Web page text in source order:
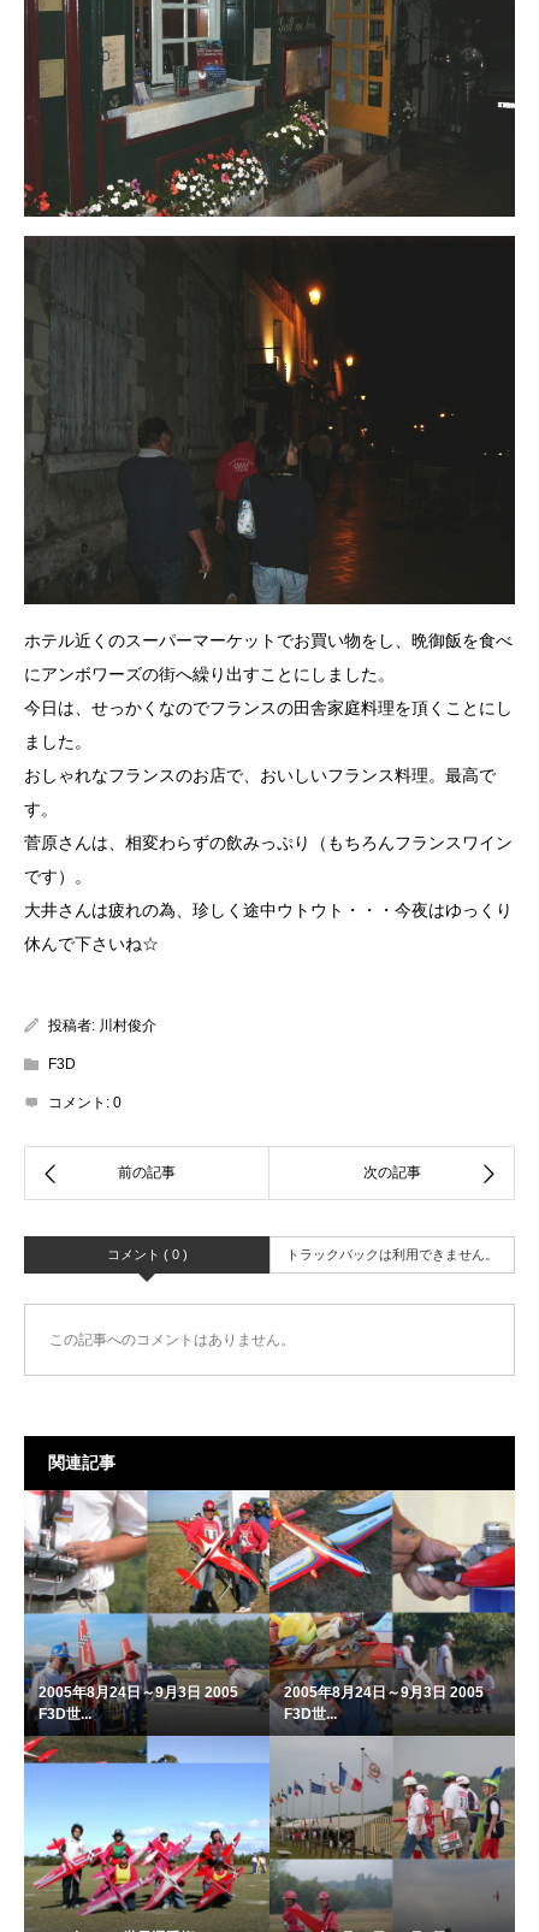
ホテル近くのスーパーマーケットでお買い物をし、晩御飯を食べ
にアンボワーズの街へ繰り出すことにしました。
今日は、せっかくなのでフランスの田舎家庭料理を頂くことにし
ました。
おしゃれなフランスのお店で、おいしいフランス料理。最高で
す。
菅原さんは、相変わらずの飲みっぷり（もちろんフランスワイン
です）。
大井さんは疲れの為、珍しく途中ウトウト・・・今夜はゆっくり
休んで下さいね☆
投稿者: 川村俊介
F3D
コメント: 0
コメント ( 0 ) トラックバックは利用できません。
この記事へのコメントはありません。
関連記事
2005年8月24日～9月3日 2005
F3D世...
2005年8月24日～9月3日 2005
F3D世...